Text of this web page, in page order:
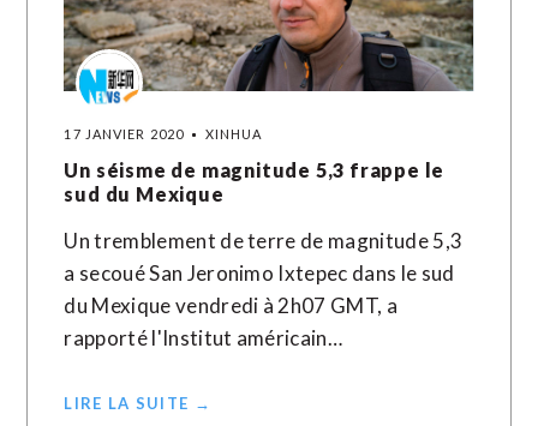
17 JANVIER 2020 XINHUA
Un séisme de magnitude 5,3 frappe le
sud du Mexique
Un tremblement de terre de magnitude 5,3
a secoué San Jeronimo Ixtepec dans le sud
du Mexique vendredi à 2h07 GMT, a
rapporté l'Institut américain…
LIRE LA SUITE →